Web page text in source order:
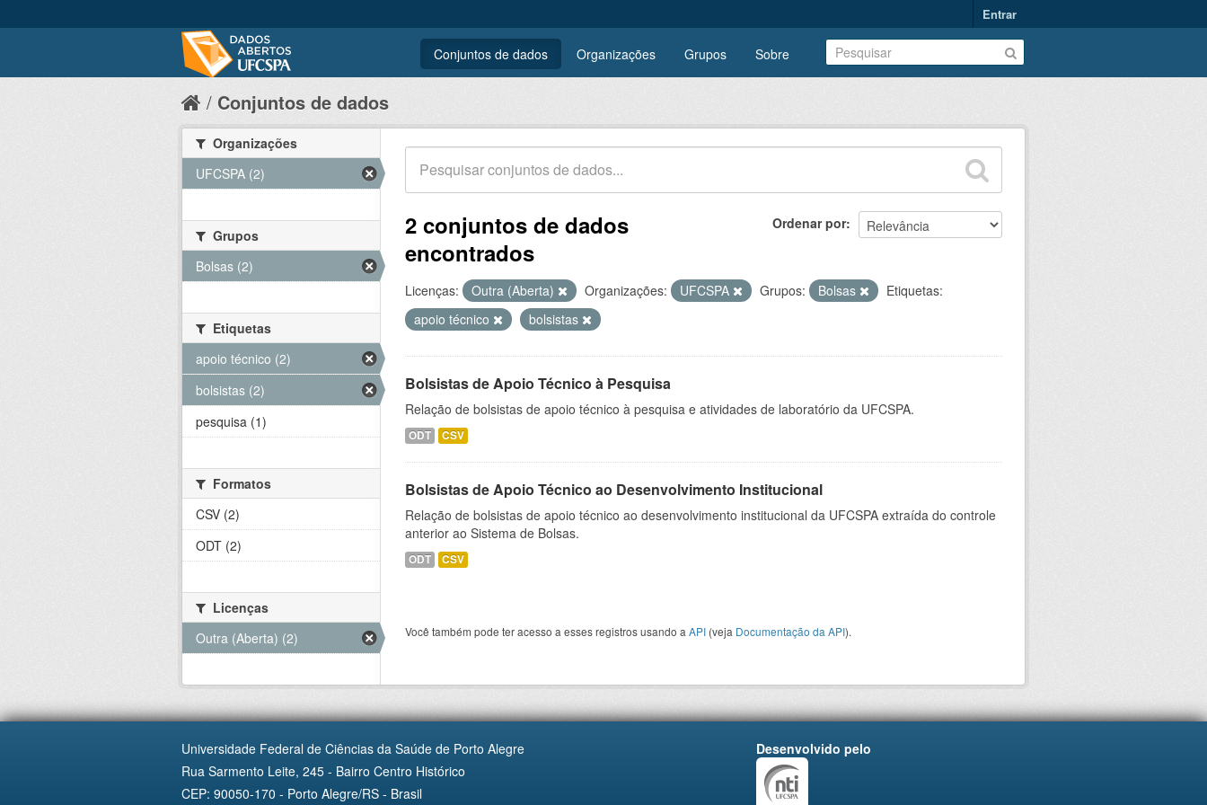
Entrar
Conjuntos de dados Organizações Grupos Sobre
Conjuntos de dados
Ordenar por
2 conjuntos de dados
encontrados
Licenças: Outra (Aberta) Organizações: UFCSPA Grupos: Bolsas
Etiquetas:
apoio técnico
bolsistas
Bolsistas de Apoio Técnico à Pesquisa
Relação de bolsistas de apoio técnico à pesquisa e atividades de laboratório da UFCSPA.
ODT CSV
Bolsistas de Apoio Técnico ao Desenvolvimento Institucional
Relação de bolsistas de apoio técnico ao desenvolvimento institucional da UFCSPA extraída do controle
anterior ao Sistema de Bolsas.
ODT CSV
Você também pode ter acesso a esses registros usando a API (veja Documentação da API).
Organizações
UFCSPA (2)
Grupos
Bolsas (2)
Etiquetas
apoio técnico (2)
bolsistas (2)
pesquisa (1)
Formatos
CSV (2)
ODT (2)
Licenças
Outra (Aberta) (2)
Universidade Federal de Ciências da Saúde de Porto Alegre
Rua Sarmento Leite, 245 - Bairro Centro Histórico
CEP: 90050-170 - Porto Alegre/RS - Brasil
Desenvolvido pelo